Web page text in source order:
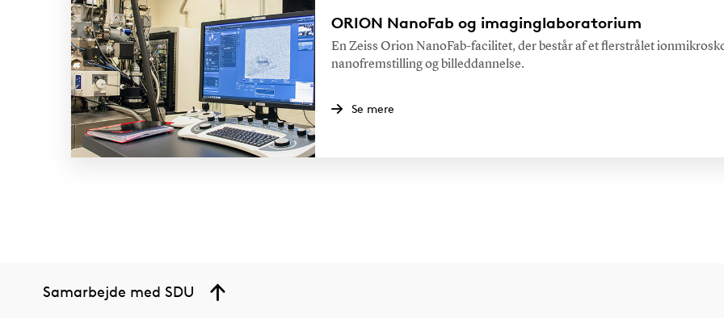
ORION NanoFab og imaginglaboratorium
En Zeiss Orion NanoFab-facilitet, der består af et flerstrålet
nanofremstilling og billeddannelse.
Se mere
Samarbejde med SDU